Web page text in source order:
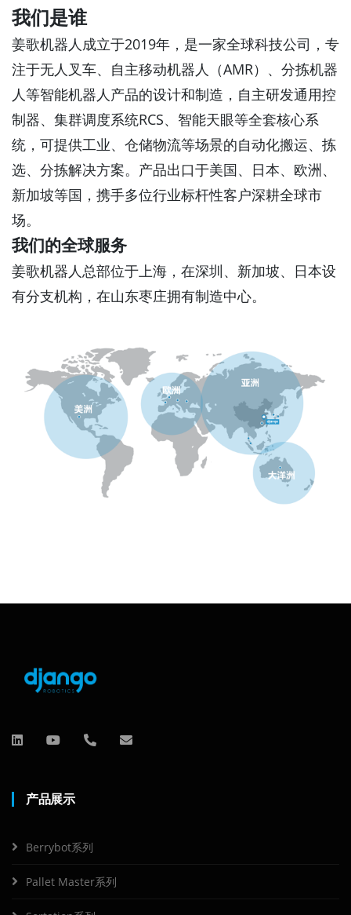
我们是谁
姜歌机器人成立于2019年，是一家全球科技公司，专
注于无人叉车、自主移动机器人（AMR）、分拣机器
人等智能机器人产品的设计和制造，自主研发通用控
制器、集群调度系统RCS、智能天眼等全套核心系
统，可提供工业、仓储物流等场景的自动化搬运、拣
选、分拣解决方案。产品出口于美国、日本、欧洲、
新加坡等国，携手多位行业标杆性客户深耕全球市
场。
我们的全球服务
姜歌机器人总部位于上海，在深圳、新加坡、日本设
有分支机构，在山东枣庄拥有制造中心。
产品展示
Berrybot系列
Pallet Master系列